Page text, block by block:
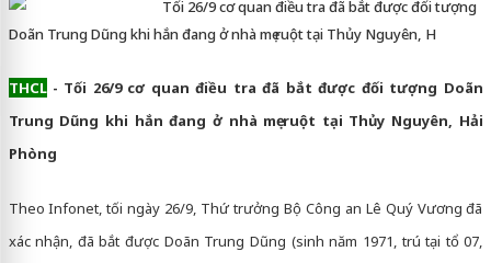
Tối 26/9 cơ quan điều tra đã bắt được đối tượng
Doãn Trung Dũng khi hắn đang ở nhà mẹ ruột tại Thủy Nguyên, H
THCL- Tối 26/9 cơ quan điều tra đã bắt được đối tượng Doãn
Trung Dũng khi hắn đang ở nhà mẹ ruột tại Thủy Nguyên, Hải
Phòng
Theo Infonet, tối ngày 26/9, Thứ trưởng Bộ Công an Lê Quý Vương đã
xác nhận, đã bắt được Doãn Trung Dũng (sinh năm 1971, trú tại tổ 07,